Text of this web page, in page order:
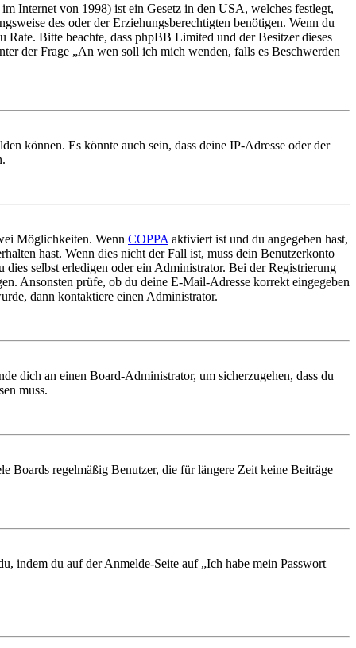
Internet von 1998) ist ein Gesetz in den USA, welches festlegt,
des oder der Erziehungsberechtigten benötigen. Wenn du
Bitte beachte, dass phpBB Limited und der Besitzer dieses
der Frage „An wen soll ich mich wenden, falls es Beschwerden
können. Es könnte auch sein, dass deine IP-Adresse oder der
Möglichkeiten. Wenn COPPA aktiviert ist und du angegeben hast,
hast. Wenn dies nicht der Fall ist, muss dein Benutzerkonto
selbst erledigen oder ein Administrator. Bei der Registrierung
Ansonsten prüfe, ob du deine E-Mail-Adresse korrekt eingegeben
dann kontaktiere einen Administrator.
dich an einen Board-Administrator, um sicherzugehen, dass du
muss.
Boards regelmäßig Benutzer, die für längere Zeit keine Beiträge
indem du auf der Anmelde-Seite auf „Ich habe mein Passwort